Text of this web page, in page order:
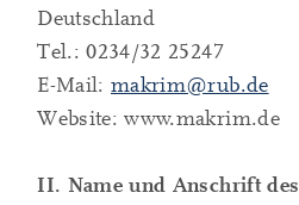
Deutschland
Tel.: 0234/32 25247
E-Mail:makrim@rub.de
Website: www.makrim.de
II. Name und Anschrift des